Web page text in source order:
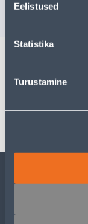
Eelistused
Statistika
Turustamine
Спецификация
Транспорт